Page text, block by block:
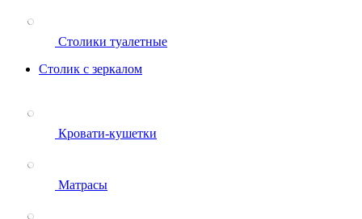
Столики туалетные
Столик с зеркалом
Кровати-кушетки
Матрасы